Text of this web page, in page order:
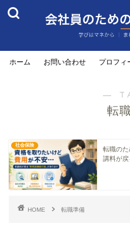
ホーム お問い合わせ プロフィ
―
転
社会保険
転職の
講料が
HOME 転職準備